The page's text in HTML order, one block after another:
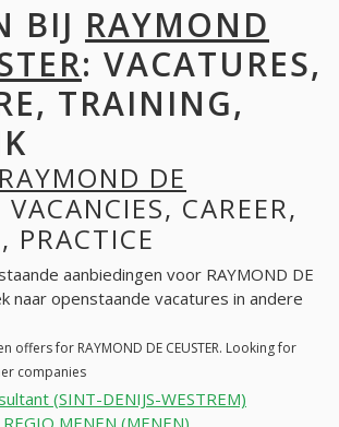
BIJ RAYMOND
: VACATURES,
TRAINING,
RAYMOND DE
VACANCIES, CAREER,
PRACTICE
aanbiedingen voor RAYMOND DE
naar openstaande vacatures in andere
offers for RAYMOND DE CEUSTER. Looking for
companies
(SINT-DENIJS-WESTREM)